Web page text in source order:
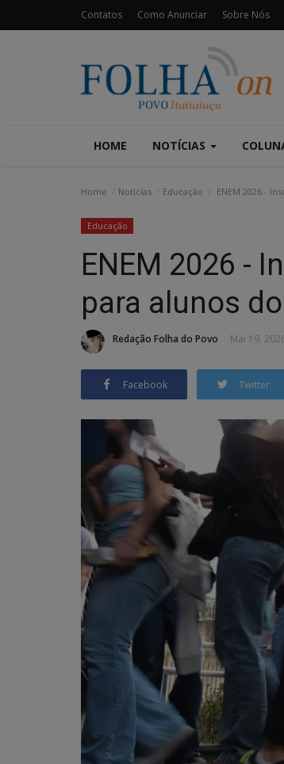
Contatos Como Anunciar Sobre Nós
HOME NOTÍCIAS
Home Notícias Educação ENEM 2026 -
Educação
ENEM 2026 -
para alunos
Redação Folha do Povo Mai 19,
Facebook Twitter